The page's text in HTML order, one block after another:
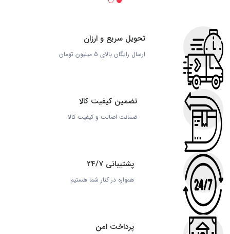
تحویل سریع و ارزان
ارسال رایگان بالای 5 میلیون تومان
تضمین کیفیت کالا
ضمانت اصالت و کیفیت کالا
پشتیبانی 24/7
همواره در کنار شما هستیم
پرداخت امن